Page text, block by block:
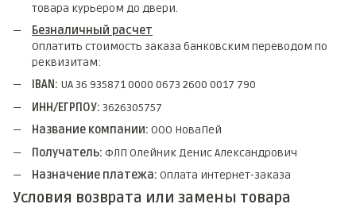
товара курьером до двери.
Безналичный расчет
Оплатить стоимость заказа банковским переводом по
реквизитам:
IBAN: UA 36 935871 0000 0673 2600 0017 790
ИНН/ЕГРПОУ: 3626305757
Название компании: ООО НоваПей
Получатель: ФЛП Олейник Денис Александрович
Назначение платежа: Оплата интернет-заказа
Условия возврата или замены товара